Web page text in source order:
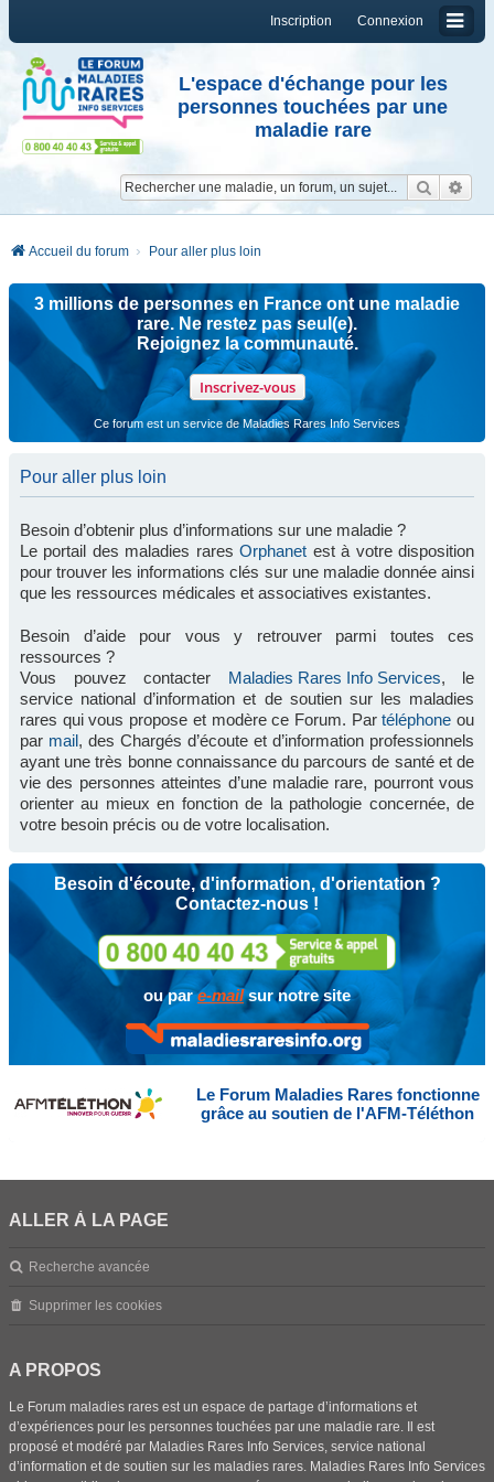
Connexion
Inscription
L'espace d'échange pour les
personnes touchées par une
maladie rare
Accueil du forum Pour aller plus loin
3 millions de personnes en France ont une maladie
rare. Ne restez pas seul(e).
Rejoignez la communauté.
Inscrivez-vous
Ce forum est un service de Maladies Rares Info Services
Pour aller plus loin
Besoin d’obtenir plus d’informations sur une maladie ?
Le portail des maladies raresOrphanet est à votre disposition
pour trouver les informations clés sur une maladie donnée ainsi
que les ressources médicales et associatives existantes.
Besoin d’aide pour vous y retrouver parmi toutes ces
ressources ?
Vous pouvez contacter Maladies Rares Info Services, le
service national d’information et de soutien sur les maladies
rares qui vous propose et modère ce Forum. Partéléphone ou
par mail, des Chargés d’écoute et d’information professionnels
ayant une très bonne connaissance du parcours de santé et de
vie des personnes atteintes d’une maladie rare, pourront vous
orienter au mieux en fonction de la pathologie concernée, de
votre besoin précis ou de votre localisation.
Besoin d'écoute, d'information, d'orientation ?
Contactez-nous !
ou pare-mailsur notre site
Le Forum Maladies Rares fonctionne
grâce au soutien de l'AFM-Téléthon
ALLER À LA PAGE
Recherche avancée
Supprimer les cookies
A PROPOS
Le Forum maladies rares est un espace de partage d’informations et
d’expériences pour les personnes touchées par une maladie rare. Il est
proposé et modéré par Maladies Rares Info Services, service national
d’information et de soutien sur les maladies rares. Maladies Rares Info Services